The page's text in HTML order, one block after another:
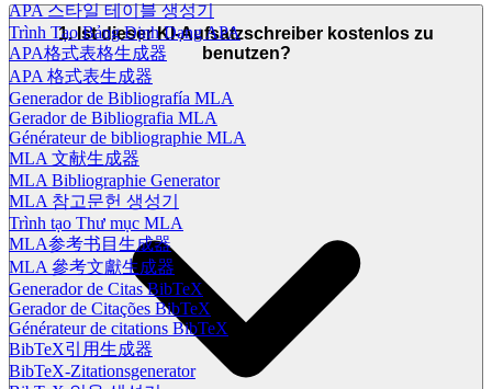
APA 스타일 테이블 생성기
Trình Tạo Bảng Định Dạng APA
APA格式表格生成器
APA 格式表生成器
Generador de Bibliografía MLA
Gerador de Bibliografia MLA
Générateur de bibliographie MLA
MLA 文献生成器
MLA Bibliographie Generator
MLA 참고문헌 생성기
Trình tạo Thư mục MLA
MLA参考书目生成器
MLA 參考文獻生成器
Generador de Citas BibTeX
Gerador de Citações BibTeX
Générateur de citations BibTeX
BibTeX引用生成器
BibTeX-Zitationsgenerator
1. Ist dieser KI-Aufsatzschreiber kostenlos zu
benutzen?